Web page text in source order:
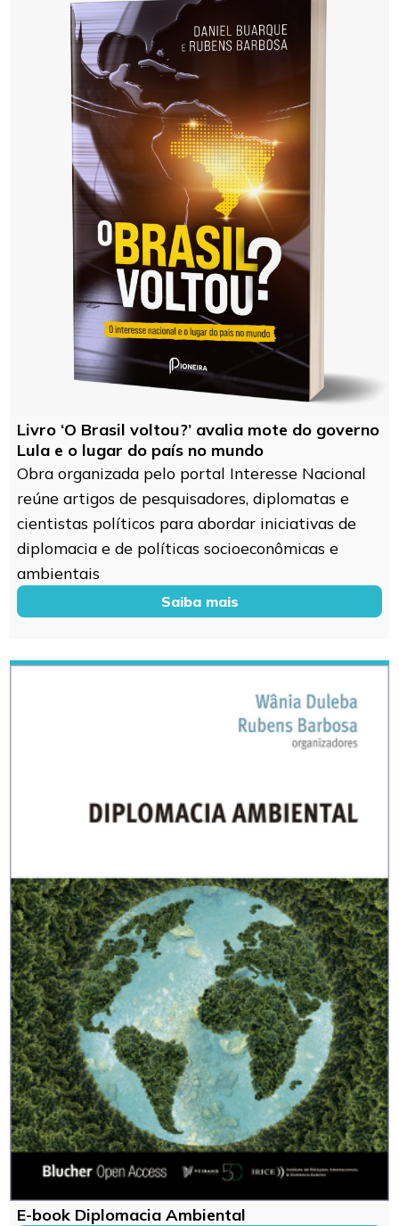
Livro ‘O Brasil voltou?’ avalia mote do governo
Lula e o lugar do país no mundo
Obra organizada pelo portal Interesse Nacional
reúne artigos de pesquisadores, diplomatas e
cientistas políticos para abordar iniciativas de
diplomacia e de políticas socioeconômicas e
ambientais
Saiba mais
E-book Diplomacia Ambiental